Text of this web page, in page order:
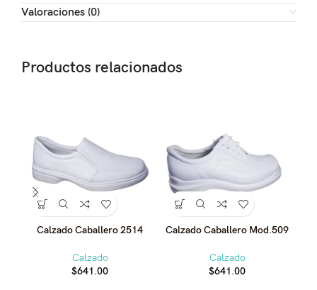
Valoraciones (0)
Productos relacionados
Calzado Caballero 2514
Calzado
$641.00
Calzado Caballero Mod.509
Calzado
$641.00